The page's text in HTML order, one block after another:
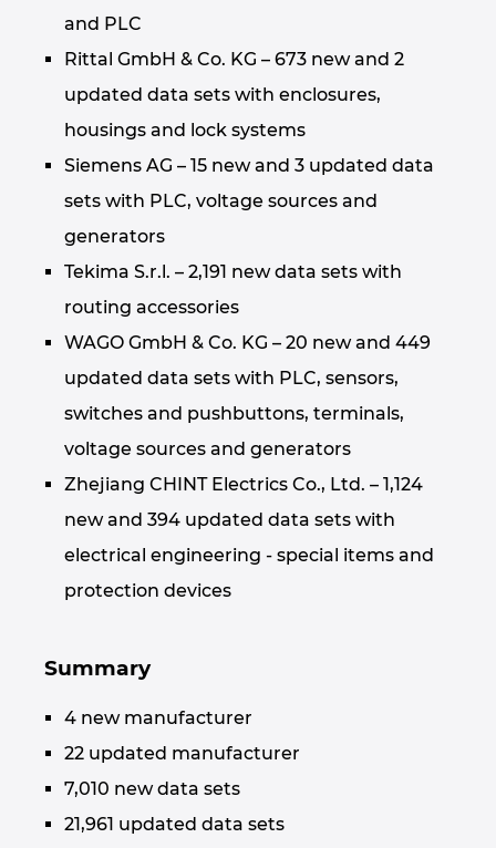
and PLC
Rittal GmbH & Co. KG – 673 new and 2
updated data sets with enclosures,
housings and lock systems
Siemens AG – 15 new and 3 updated data
sets with PLC, voltage sources and
generators
Tekima S.r.l. – 2,191 new data sets with
routing accessories
WAGO GmbH & Co. KG – 20 new and 449
updated data sets with PLC, sensors,
switches and pushbuttons, terminals,
voltage sources and generators
Zhejiang CHINT Electrics Co., Ltd. – 1,124
new and 394 updated data sets with
electrical engineering - special items and
protection devices
Summary
4 new manufacturer
22 updated manufacturer
7,010 new data sets
21,961 updated data sets
Srbija
Švedska
Švica
Tajska
Turčija
Združene Države
Združeni Arabski Emirati
Združeno kraljestvo